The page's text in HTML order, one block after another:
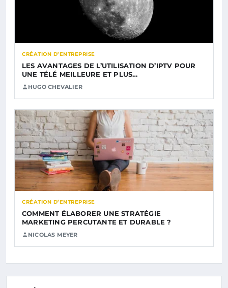
CRÉATION D’ENTREPRISE
LES AVANTAGES DE L’UTILISATION D’IPTV POUR
UNE TÉLÉ MEILLEURE ET PLUS…
HUGO CHEVALIER
CRÉATION D’ENTREPRISE
COMMENT ÉLABORER UNE STRATÉGIE
MARKETING PERCUTANTE ET DURABLE ?
NICOLAS MEYER